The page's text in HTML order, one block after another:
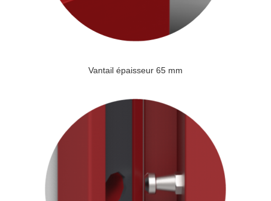
Vantail épaisseur 65 mm